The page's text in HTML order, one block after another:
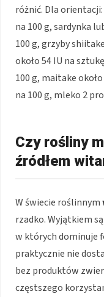
różnić. Dla orientacji:
na 100 g, sardynka
100 g, grzyby
około 54 IU na
100 g, maitake
na 100 g, mleko 2
Czy rośliny
źródłem
W świecie roślinnym
rzadko. Wyjątkiem
w których dominuje
praktycznie nie
bez produktów
częstszego